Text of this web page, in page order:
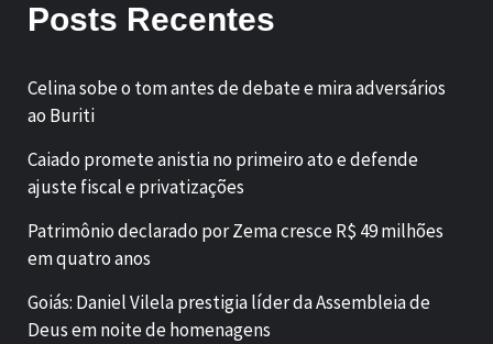
Posts Recentes
Celina sobe o tom antes de debate e mira adversários
ao Buriti
Caiado promete anistia no primeiro ato e defende
ajuste fiscal e privatizações
Patrimônio declarado por Zema cresce R$ 49 milhões
em quatro anos
Goiás: Daniel Vilela prestigia líder da Assembleia de
Deus em noite de homenagens